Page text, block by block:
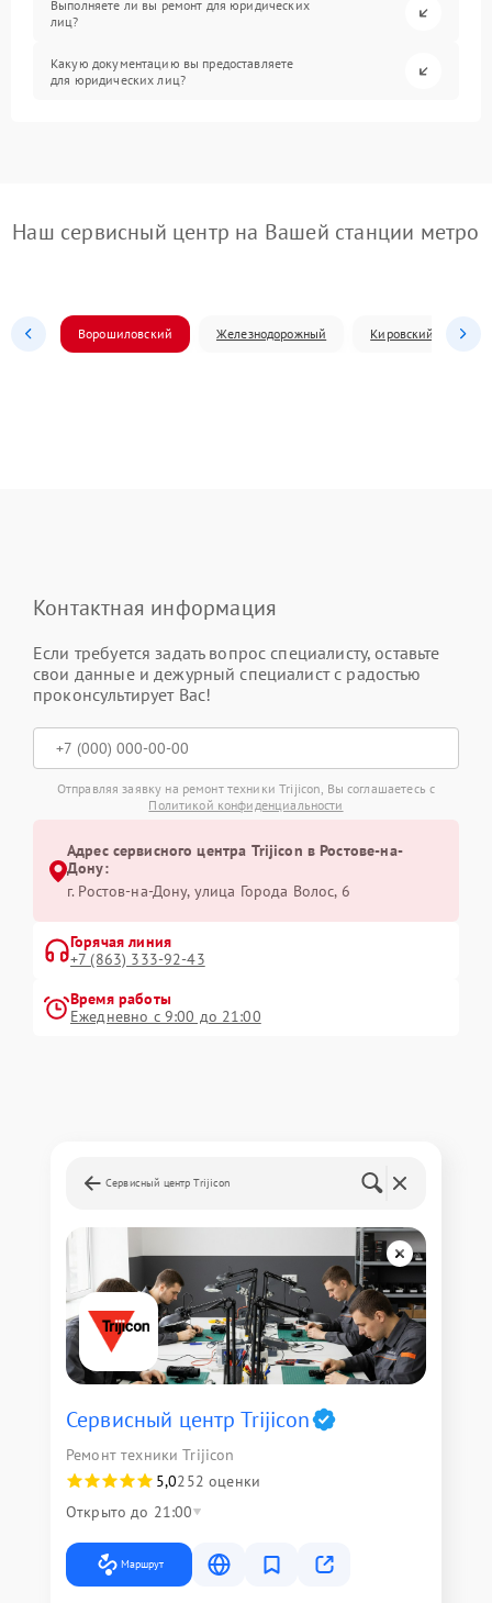
Выполняете ли вы ремонт для юридических
лиц?
Какую документацию вы предоставляете
для юридических лиц?
Наш сервисный центр на Вашей станции метро
Ворошиловский Железнодорожный Кировский
Контактная информация
Если требуется задать вопрос специалисту, оставьте
свои данные и дежурный специалист с радостью
проконсультирует Вас!
Отправляя заявку на ремонт техники Trijicon, Вы соглашаетесь с
Политикой конфиденциальности
Адрес сервисного центра Trijicon в Ростове-на-
Дону:
г. Ростов-на-Дону, улица Города Волос, 6
Горячая линия
+7 (863) 333-92-43
Время работы
Ежедневно с 9:00 до 21:00
Сервисный центр Trijicon
Сервисный центр Trijicon
Ремонт техники Trijicon
5,0252 оценки
Открыто до 21:00
Маршрут